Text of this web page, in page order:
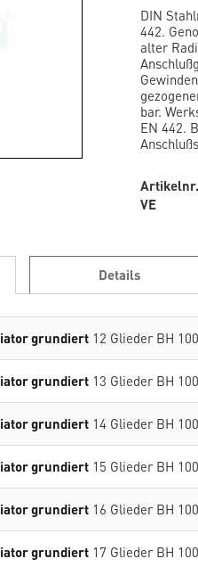
DIN
442.
alter
bar.
EN 442.
Artikelnr.
VE
Details
grundiert12 Glieder BH
grundiert13 Glieder BH
grundiert14 Glieder BH
grundiert15 Glieder BH
grundiert16 Glieder BH
grundiert17 Glieder BH